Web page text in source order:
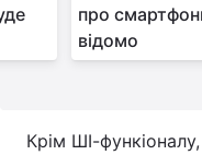
про
відомо
Крім ШІ-